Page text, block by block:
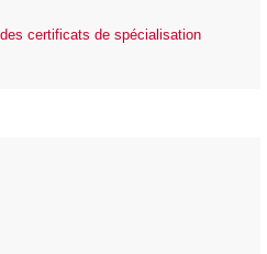
certificats de spécialisation